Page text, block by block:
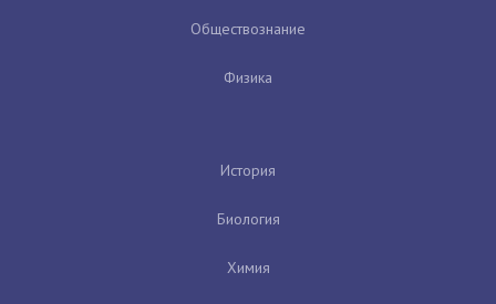
Обществознание
Физика
История
Биология
Химия